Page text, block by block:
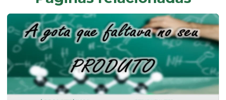
Composto de pvc rígido
Desmoldante líquido
Dessecante comprar
Dessecante preço
Dibp
Dinp